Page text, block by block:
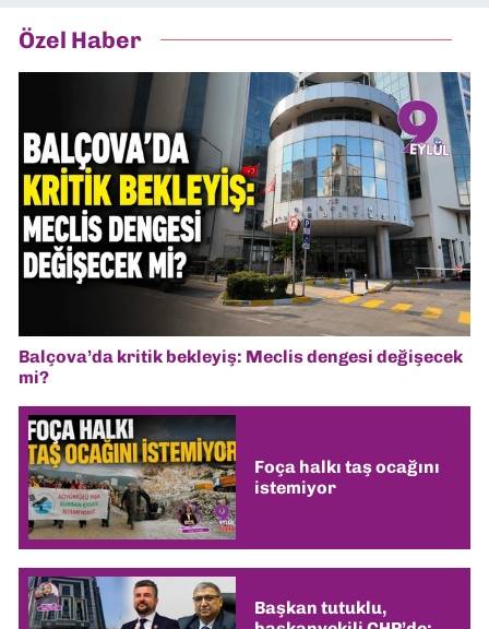
Özel Haber
Balçova’da kritik bekleyiş: Meclis dengesi değişecek
mi?
Foça halkı taş ocağını
istemiyor
Başkan tutuklu,